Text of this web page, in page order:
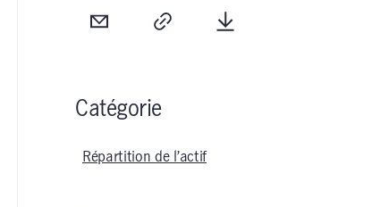
Courriel
Catégorie
Répartition de l’actif